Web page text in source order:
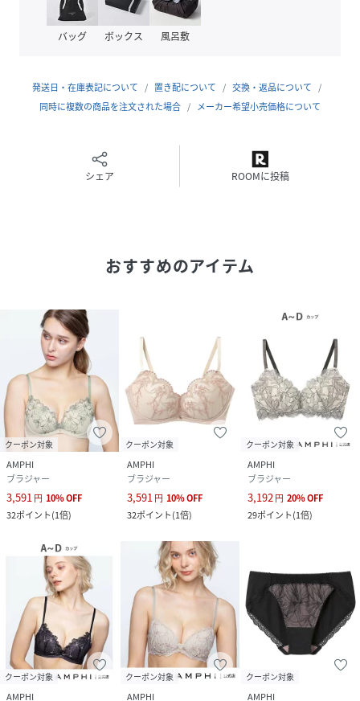
・カップ脇の伸縮性のあるパワーネットがバストを引き上
げ、カップがバストにフィット。
アップし、カップ上部の厚みが、カップの浮きを防いで、バ
ストにフィット。
用時に伸縮し、カップが左右へ広がるのを防いでバストの形
●すっきりと仕上げたカップデザインで普段使いにぴった
後ろホック／ホック2段3調節
パッド受けなし
サイドボーンあり
※Gカップはブラック(BL),チャコール(VI),ベージュ(BE),ク
リーム(CR),グレイッシュブル(GY)のみの展開です。
※生地の裁断箇所により、一点一点柄の出方が異なります。
予めご了承くださいませ。
※お洗濯は、必ず「取り扱い表示」にしたがってください。
AMPHI(アンフィ)】は株式会社ワコールの直営店です。
性別タイプ レディース
素材
ポリエステル, ナイロン, ポリウレタン, (スリット
糸はポリエステル)
サイズ
A70、A75、B65、B70、B75、C65、C70、
C75、D65、D70、D75、E65、E70、E75、
バッグ ボックス 風呂敷
発送日・在庫表記について 置き配について
交換・返品について
同時に複数の商品を注文された場合
メーカー希望小売価格について
シェア ROOMに投稿
おすすめのアイテム
クーポン対象
AMPHI
ブラジャー
3,591円 10%OFF
32ポイント(1倍)
クーポン対象
AMPHI
ブラジャー
3,591円 10%OFF
32ポイント(1倍)
クーポン対象
AMPHI
ブラジャー
3,192円 20%OFF
29ポイント(1倍)
クーポン対象
AMPHI
クーポン対象
AMPHI
クーポン対象
AMPHI